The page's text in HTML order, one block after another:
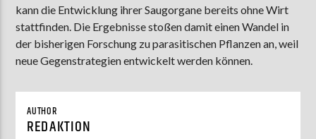
ZU HÖREN INMünster90,9 MHzSteinfurt103,9 MHz
kann die Entwicklung ihrer Saugorgane bereits ohne Wirt
stattfinden. Die Ergebnisse stoßen damit einen Wandel in
der bisherigen Forschung zu parasitischen Pflanzen an, weil
neue Gegenstrategien entwickelt werden können.
AUTHOR
REDAKTION